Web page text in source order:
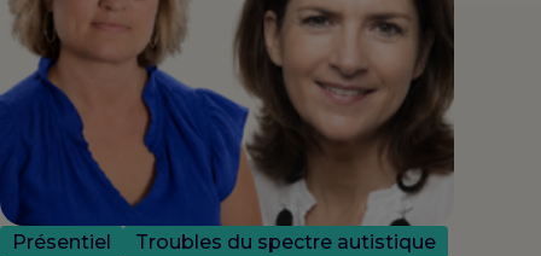
Présentiel Troubles du spectre autistique